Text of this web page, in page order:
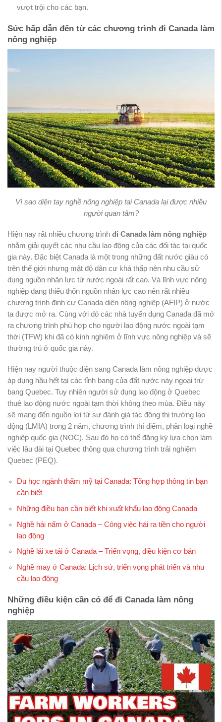
vượt trội cho các bạn.
Sức hấp dẫn đến từ các chương trình đi Canada làm
nông nghiệp
Vì sao diện tay nghề nông nghiệp tại Canada lại được nhiều
người quan tâm?
Hiện nay rất nhiều chương trình đi Canada làm nông nghiệp
nhằm giải quyết các nhu cầu lao động của các đối tác tại quốc
gia này. Đặc biệt Canada là một trong những đất nước giàu có
trên thế giới nhưng mật độ dân cư khá thấp nên nhu cầu sử
dụng nguồn nhân lực từ nước ngoài rất cao. Và lĩnh vực nông
nghiệp đang thiếu thốn nguồn nhân lực cao nên rất nhiều
chương trình định cư Canada diện nông nghiệp (AFIP) ở nước
ta được mở ra. Cùng với đó các nhà tuyển dụng Canada đã mở
ra chương trình phù hợp cho người lao động nước ngoài tạm
thời (TFW) khi đã có kinh nghiệm ở lĩnh vực nông nghiệp và sẽ
thường trú ở quốc gia này.
Hiện nay người thuộc diện sang Canada làm nông nghiệp được
áp dụng hầu hết tại các tỉnh bang của đất nước này ngoại trừ
bang Quebec. Tuy nhiên người sử dụng lao động ở Quebec
thuê lao động nước ngoài tạm thời không theo mùa. Điều này
sẽ mang đến nguồn lợi từ sự đánh giá tác động thị trường lao
động (LMIA) trong 2 năm, chương trình thí điểm, phân loại nghề
nghiệp quốc gia (NOC). Sau đó họ có thể đăng ký lựa chọn làm
việc lâu dài tại Quebec thông qua chương trình trải nghiệm
Quebec (PEQ).
Du học ngành thẩm mỹ tại Canada: Tổng hợp thông tin bạn
cần biết
Những điều bạn cần biết khi xuất khẩu lao động Canada
Nghề hái nấm ở Canada – Công việc hái ra tiền cho người
lao động
Nghề lái xe tải ở Canada – Triển vọng, điều kiện cơ bản
Nghề may ở Canada: Lịch sử, triển vọng phát triển và nhu
cầu lao động
Những điều kiện cần có để đi Canada làm nông
nghiệp